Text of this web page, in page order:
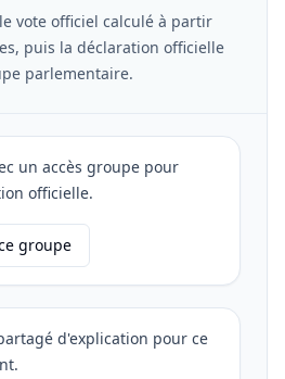
vote officiel calculé à partir
puis la déclaration officielle
parlementaire.
un accès groupe pour
officielle.
groupe
d'explication pour ce